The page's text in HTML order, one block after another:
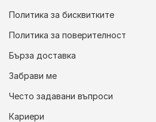
Политика за бисквитките
Политика за поверителност
Бърза доставка
Забрави ме
Често задавани въпроси
Кариери